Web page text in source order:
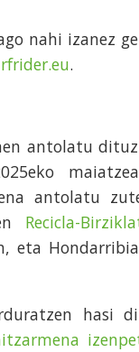
nahi izanez
.
antolatu
antolatu
Recicla-
eta
hasi